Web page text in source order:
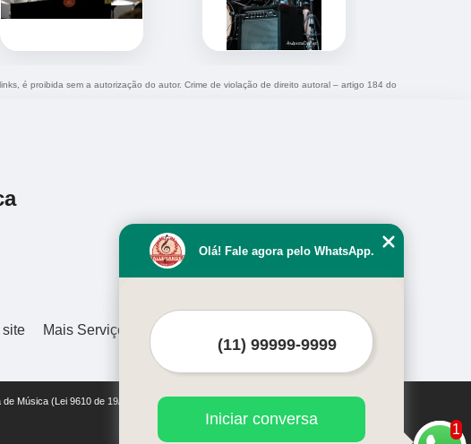
é proibida sem a autorização do autor. Crime de violação de direito autoral – artigo 184 do
site Mais Serviços
Música (Lei 9610 de 19/02/1998)
1
Olá! Fale agora pelo WhatsApp.
Iniciar conversa